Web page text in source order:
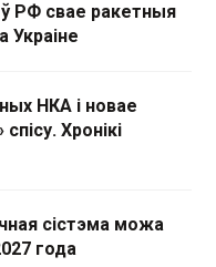
ў РФ свае ракетныя
Украіне
НКА і новае
Хронікі
сістэма можа
года